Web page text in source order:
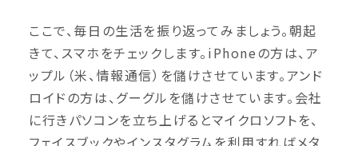
ここで、毎日の生活を振り返ってみましょう。朝起
きて、スマホをチェックします。iPhoneの方は、ア
ップル（米、情報通信）を儲けさせています。アンド
ロイドの方は、グーグルを儲けさせています。会社
に行きパソコンを立ち上げるとマイクロソフトを、
フェイスブックやインスタグラムを利用すればメタ